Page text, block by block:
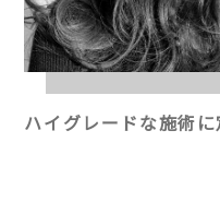
ハイグレードな施術